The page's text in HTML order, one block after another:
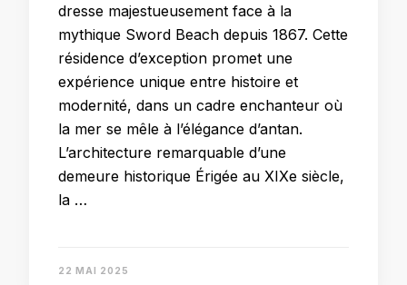
dresse majestueusement face à la
mythique Sword Beach depuis 1867. Cette
résidence d’exception promet une
expérience unique entre histoire et
modernité, dans un cadre enchanteur où
la mer se mêle à l’élégance d’antan.
L’architecture remarquable d’une
demeure historique Érigée au XIXe siècle,
la …
22 MAI 2025